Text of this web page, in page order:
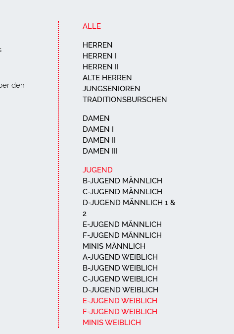
den
ALLE
HERREN
HERREN I
HERREN II
ALTE HERREN
JUNGSENIOREN
TRADITIONSBURSCHEN
DAMEN
DAMEN I
DAMEN II
DAMEN III
JUGEND
B-JUGEND MÄNNLICH
C-JUGEND MÄNNLICH
D-JUGEND MÄNNLICH 1 &
2
E-JUGEND MÄNNLICH
F-JUGEND MÄNNLICH
MINIS MÄNNLICH
A-JUGEND WEIBLICH
B-JUGEND WEIBLICH
C-JUGEND WEIBLICH
D-JUGEND WEIBLICH
E-JUGEND WEIBLICH
F-JUGEND WEIBLICH
MINIS WEIBLICH